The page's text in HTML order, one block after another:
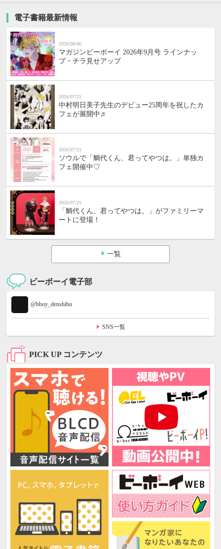
電子書籍最新情報
2026/08/06
マガジンビーボーイ 2026年9月号 ラインナッ
プ・チラ見せアップ
2026/07/21
中村明日美子先生のデビュー25周年を祝したカ
フェが展開中♬
2026/07/21
ソウルで「鯛代くん、君ってやつは。」単独カ
フェ開催中♡
2026/07/21
「鯛代くん、君ってやつは。」がファミリーマ
ートに登場！
一覧
ビーボーイ電子部
@bboy_denshibu
SNS一覧
PICK UP コンテンツ